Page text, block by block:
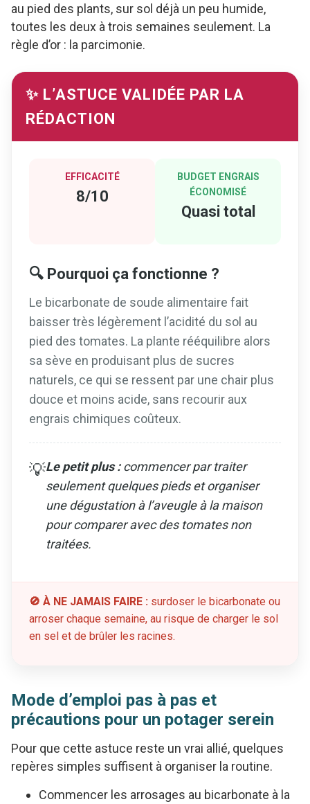
au pied des plants, sur sol déjà un peu humide,
toutes les deux à trois semaines seulement. La
règle d’or : la parcimonie.
✨ L’ASTUCE VALIDÉE PAR LA
RÉDACTION
EFFICACITÉ
8/10
BUDGET ENGRAIS
ÉCONOMISÉ
Quasi total
🔍 Pourquoi ça fonctionne ?
Le bicarbonate de soude alimentaire fait
baisser très légèrement l’acidité du sol au
pied des tomates. La plante rééquilibre alors
sa sève en produisant plus de sucres
naturels, ce qui se ressent par une chair plus
douce et moins acide, sans recourir aux
engrais chimiques coûteux.
💡Le petit plus :commencer par traiter
seulement quelques pieds et organiser
une dégustation à l’aveugle à la maison
pour comparer avec des tomates non
traitées.
🚫 À NE JAMAIS FAIRE : surdoser le bicarbonate ou
arroser chaque semaine, au risque de charger le sol
en sel et de brûler les racines.
Mode d’emploi pas à pas et
précautions pour un potager serein
Pour que cette astuce reste un vrai allié, quelques
repères simples suffisent à organiser la routine.
Commencer les arrosages au bicarbonate à la